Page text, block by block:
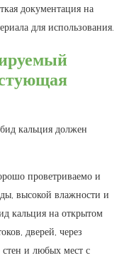
документация на
для использования.
кальция должен
проветриваемо и
высокой влажности и
кальция на открытом
дверей, через
и любых мест с